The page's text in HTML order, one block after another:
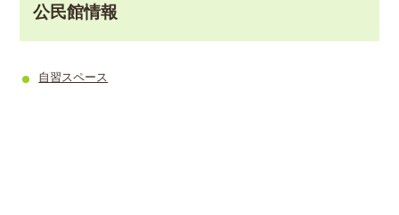
公民館情報
自習スペース